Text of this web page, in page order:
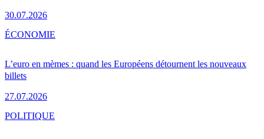
30.07.2026
L’euro en mèmes : quand les Européens détournent les nouveaux
billets
27.07.2026
ÉCONOMIE
POLITIQUE